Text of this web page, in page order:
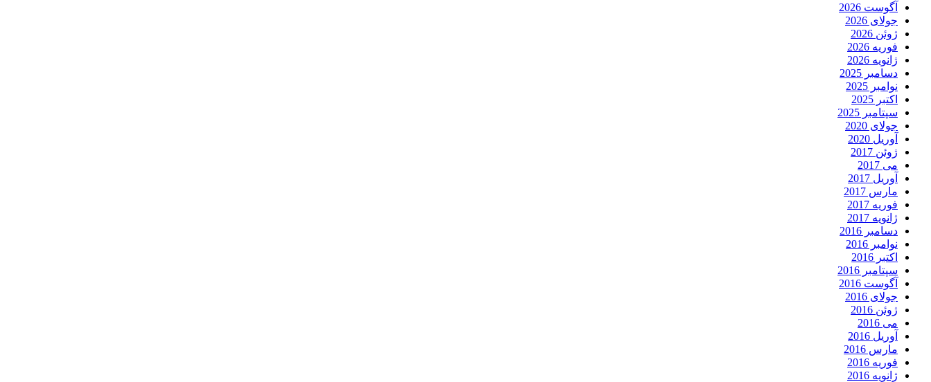
آگوست 2026
جولای 2026
ژوئن 2026
فوریه 2026
ژانویه 2026
دسامبر 2025
نوامبر 2025
اکتبر 2025
سپتامبر 2025
جولای 2020
آوریل 2020
ژوئن 2017
می 2017
آوریل 2017
مارس 2017
فوریه 2017
ژانویه 2017
دسامبر 2016
نوامبر 2016
اکتبر 2016
سپتامبر 2016
آگوست 2016
جولای 2016
ژوئن 2016
می 2016
آوریل 2016
مارس 2016
فوریه 2016
ژانویه 2016